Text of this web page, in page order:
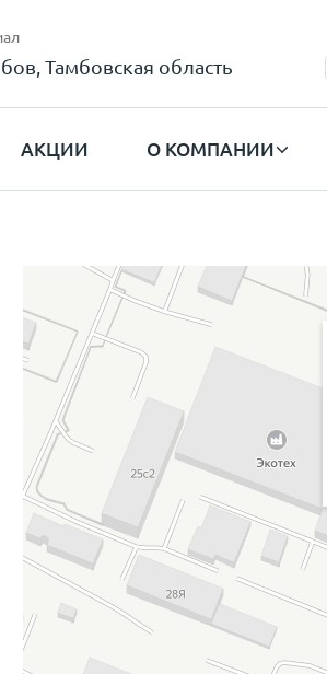
Тамбовская область
АКЦИИ О КОМПАНИИ